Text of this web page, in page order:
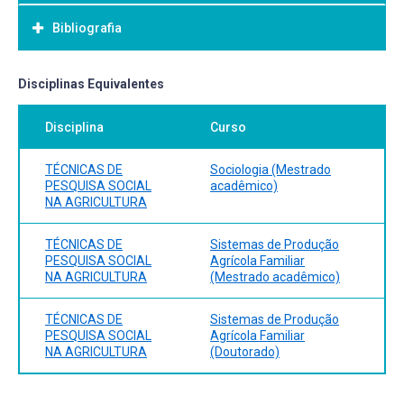
Bibliografia
Bibliografia Básica:
Disciplinas Equivalentes
Disciplina Curso
TÉCNICAS DE
PESQUISA SOCIAL
NA AGRICULTURA
Sociologia (Mestrado
acadêmico)
TÉCNICAS DE
PESQUISA SOCIAL
NA AGRICULTURA
Sistemas de Produção
Agrícola Familiar
(Mestrado acadêmico)
TÉCNICAS DE
PESQUISA SOCIAL
NA AGRICULTURA
Sistemas de Produção
Agrícola Familiar
(Doutorado)